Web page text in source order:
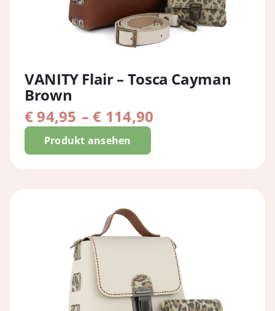
VANITY Flair – Tosca Cayman
Brown
Produkt ansehen
€94,95 –€ 114,90